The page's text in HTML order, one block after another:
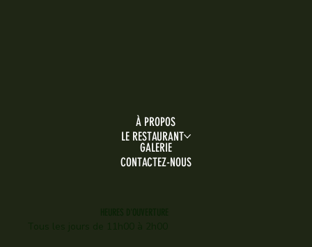
À PROPOS
LE RESTAURANT
GALERIE
CONTACTEZ-NOUS